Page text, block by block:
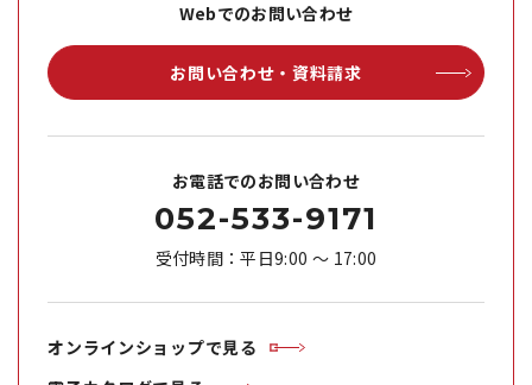
Webでのお問い合わせ
お問い合わせ・資料請求
お電話でのお問い合わせ
052-533-9171
受付時間：平日9:00 ～ 17:00
オンラインショップで見る